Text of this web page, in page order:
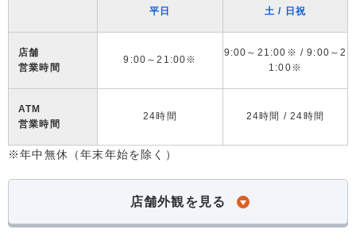
平日 土 / 日祝
店舗
営業時間
9:00～21:00※
9:00～21:00※ / 9:00～2
1:00※
ATM
営業時間
24時間 24時間 / 24時間
※年中無休（年末年始を除く）
店舗外観を見る